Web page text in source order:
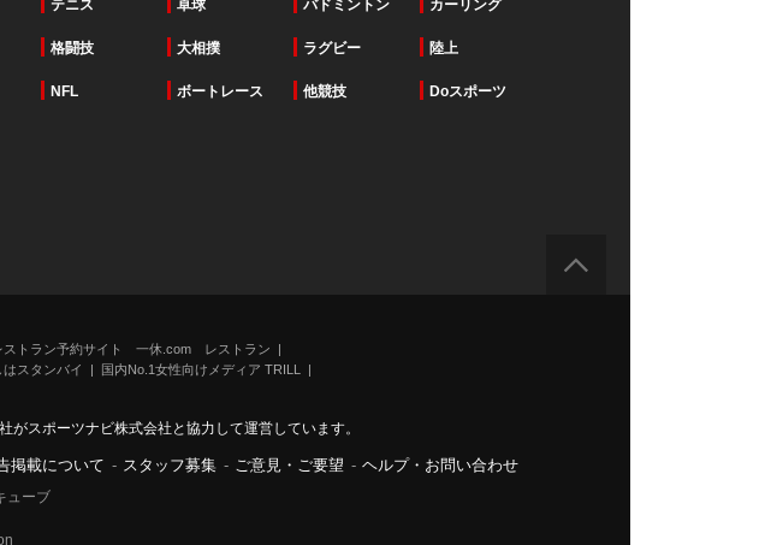
テニス 卓球 バドミントン カーリング
格闘技 大相撲 ラグビー 陸上
NFL ボートレース 他競技 Doスポーツ
ストラン予約サイト 一休.com レストラン
スタンバイ
国内No.1女性向けメディア TRILL
スポーツナビ株式会社と協力して運営しています。
掲載について - スタッフ募集 - ご意見・ご要望 - ヘルプ・お問い合わせ
ューブ